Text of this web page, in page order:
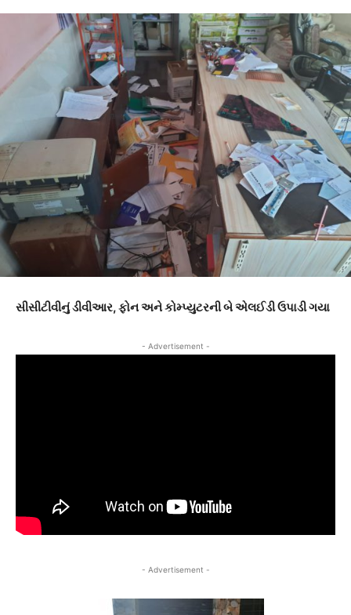
સીસીટીવીનું ડીવીઆર, ફોન અને કોમ્પ્યુટરની બે એલઈડી ઉપાડી ગયા
- Advertisement -
- Advertisement -